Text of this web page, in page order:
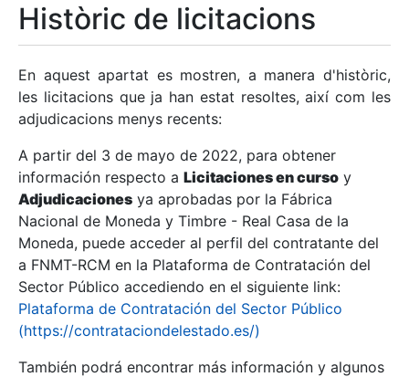
Mostra/Amaga
Mostra/Amaga
Històric de licitacions
En aquest apartat es mostren, a manera d'històric,
les licitacions que ja han estat resoltes, així com les
adjudicacions menys recents:
A partir del 3 de mayo de 2022, para obtener
información respecto a Licitaciones en curso y
Adjudicaciones ya aprobadas por la Fábrica
Nacional de Moneda y Timbre - Real Casa de la
Moneda, puede acceder al perfil del contratante del
a FNMT-RCM en la Plataforma de Contratación del
Sector Público accediendo en el siguiente link:
Plataforma de Contratación del Sector Público
(https://contrataciondelestado.es/)
También podrá encontrar más información y algunos